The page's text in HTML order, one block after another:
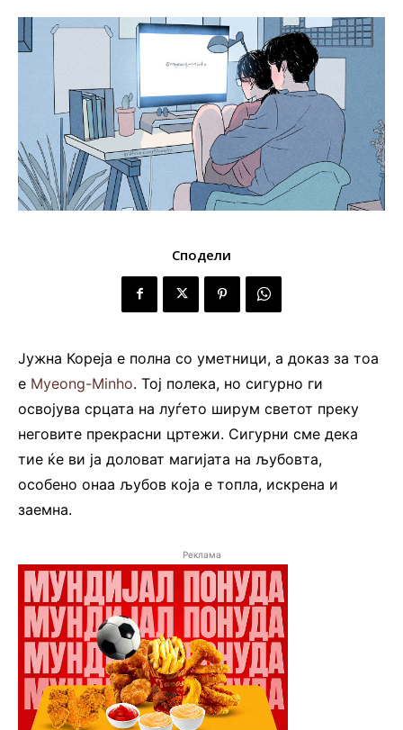
Сподели
Јужна Кореја е полна со уметници, а доказ за тоа
е Myeong-Minho. Тој полека, но сигурно ги
освојува срцата на луѓето ширум светот преку
неговите прекрасни цртежи. Сигурни сме дека
тие ќе ви ја доловат магијата на љубовта,
особено онаа љубов која е топла, искрена и
заемна.
Реклама